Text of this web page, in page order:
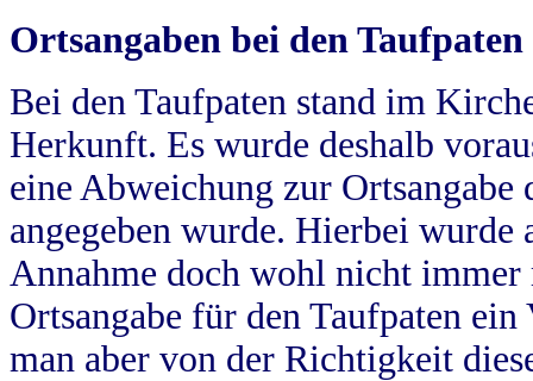
Ortsangaben bei den Taufpaten
Bei den Taufpaten stand im
Herkunft. Es wurde deshalb
eine Abweichung zur
angegeben wurde. Hierbei wurde
Annahme doch wohl nicht
Ortsangabe für den Taufpaten
man aber von der Richtigkeit